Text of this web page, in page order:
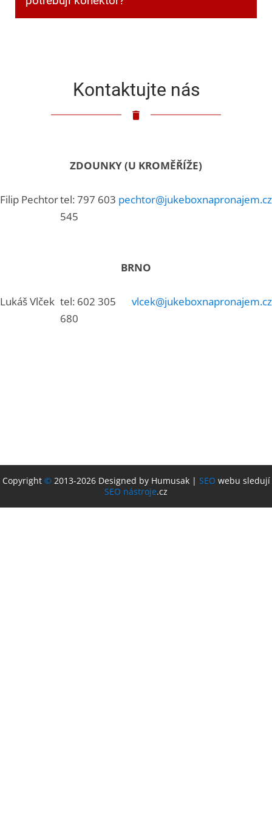
Kontaktujte nás
ZDOUNKY (U KROMĚŘÍŽE)
Filip Pechtortel: 797 603
545
pechtor@jukeboxnapronajem.cz
BRNO
Lukáš Vlček tel: 602 305
680
vlcek@jukeboxnapronajem.cz
Copyright © 2013-2026 Designed by Humusak | SEO webu sledují
SEO nástroje.cz